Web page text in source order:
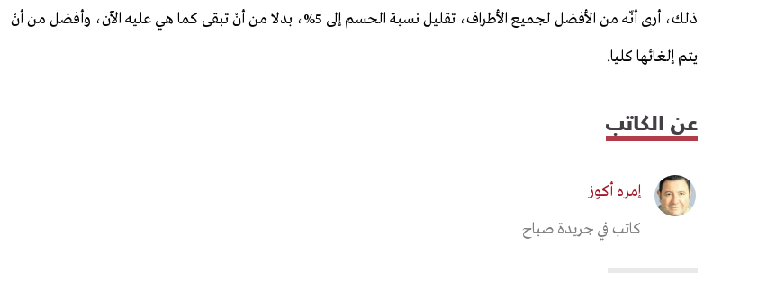
ذلك، أرى أنّه من الأفضل لجميع الأطراف، تقليل نسبة الحسم إلى 5%، بدلا من أنْ تبقى كما هي عليه الآن، وأفضل من أنْ
يتم إلغائها كليا.
عن الكاتب
إمره أكوز
كاتب في جريدة صباح